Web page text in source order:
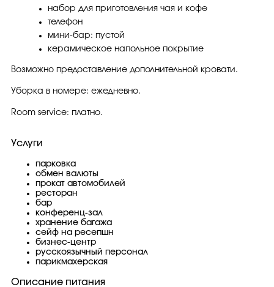
набор для приготовления чая и кофе
телефон
мини-бар: пустой
керамическое напольное покрытие
Возможно предоставление дополнительной кровати.
Уборка в номере: ежедневно.
Room service: платно.
Услуги
парковка
обмен валюты
прокат автомобилей
ресторан
бар
конференц-зал
хранение багажа
сейф на ресепшн
бизнес-центр
русскоязычный персонал
парикмахерская
Описание питания